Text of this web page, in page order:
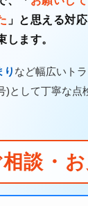
」と思える対
します。
り など幅広いト
として丁寧な点
談・